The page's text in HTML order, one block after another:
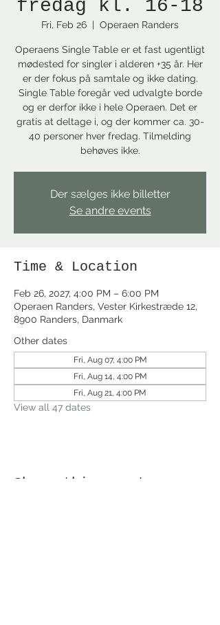
fredag kl. 16-18
Fri, Feb 26
  |
Operaen Randers
Operaens Single Table er et fast ugentligt
mødested for singler i alderen +35 år. Her
er der fokus på samtale og ikke dating.
Single Table foregår ved udvalgte borde
og er derfor ikke i hele Operaen. Det er
gratis at deltage i, og der kommer ca. 30-
40 personer hver fredag. Tilmelding
behøves ikke.
Der sælges ikke billetter
Se andre events
Time & Location
Feb 26, 2027, 4:00 PM – 6:00 PM
Operaen Randers, Vester Kirkestræde 12,
8900 Randers, Danmark
Other dates
Fri, Aug 07, 4:00 PM
Fri, Aug 14, 4:00 PM
Fri, Aug 21, 4:00 PM
View all 47 dates
Share this event